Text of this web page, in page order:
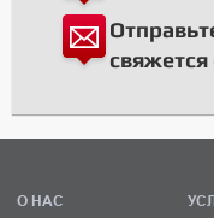
свяжется
О НАС